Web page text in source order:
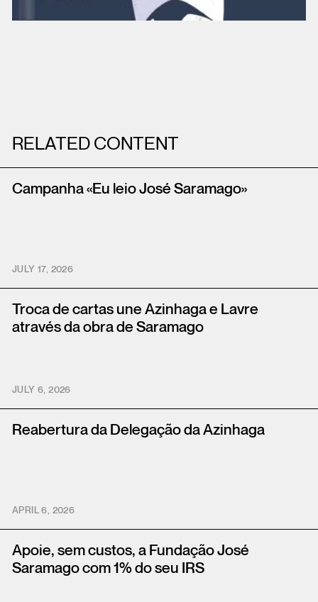
RELATED CONTENT
Campanha «Eu leio José Saramago»
JULY 17, 2026
Troca de cartas une Azinhaga e Lavre
através da obra de Saramago
JULY 6, 2026
Reabertura da Delegação da Azinhaga
APRIL 6, 2026
Apoie, sem custos, a Fundação José
Saramago com 1% do seu IRS